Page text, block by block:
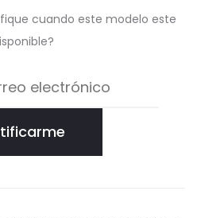
cuando este modelo este